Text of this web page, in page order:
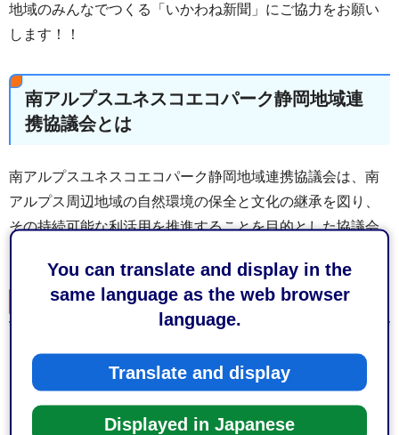
You can translate and display in the
same language as the web browser
language.
Translate and display
Displayed in Japanese
地域のみんなでつくる「いかわね新聞」にご協力をお願い
します！！
南アルプスユネスコエコパーク静岡地域連
携協議会とは
南アルプスユネスコエコパーク静岡地域連携協議会は、南
アルプス周辺地域の自然環境の保全と文化の継承を図り、
その持続可能な利活用を推進することを目的とした協議会
会員、オブザーバー（2026年2月20日現在）
環境省関東地方環境事務所南アルプス自然保護官事務所
静岡森林管理署
天竜森林管理署